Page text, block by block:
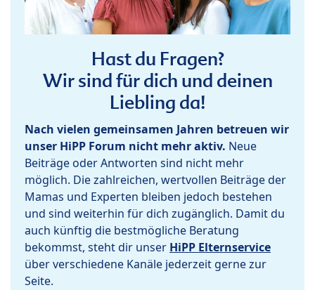
Hast du Fragen?
Wir sind für dich und deinen
Liebling da!
Nach vielen gemeinsamen Jahren betreuen wir
unser HiPP Forum nicht mehr aktiv. Neue
Beiträge oder Antworten sind nicht mehr
möglich. Die zahlreichen, wertvollen Beiträge der
Mamas und Experten bleiben jedoch bestehen
und sind weiterhin für dich zugänglich. Damit du
auch künftig die bestmögliche Beratung
bekommst, steht dir unser HiPP Elternservice
über verschiedene Kanäle jederzeit gerne zur
Seite.